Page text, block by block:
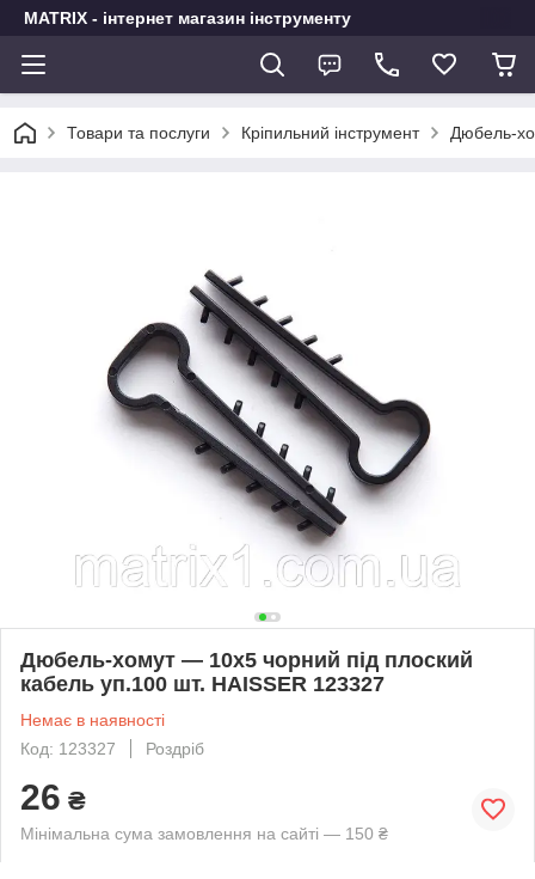
MATRIX - інтернет магазин інструменту
Товари та послуги Кріпильний інструмент Дюбель-
Дюбель-хомут — 10х5 чорний під плоский
кабель уп.100 шт. HAISSER 123327
Немає в наявності
Код: 123327
Роздріб
26 ₴
Мінімальна сума замовлення на сайті — 150 ₴